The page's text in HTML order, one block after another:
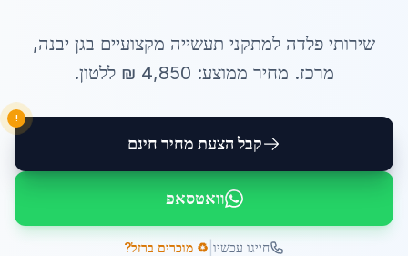
שירותי פלדה למתקני תעשייה מקצועיים בגן יבנה,
מרכז. מחיר ממוצע: 4,850 ₪ ללטון.
קבל הצעת מחיר חינם
!
וואטסאפ
חייגו עכשיו ♻️ מוכרים ברזל?